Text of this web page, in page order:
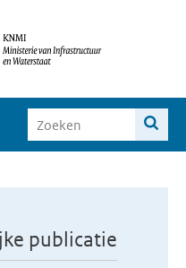
publicatie